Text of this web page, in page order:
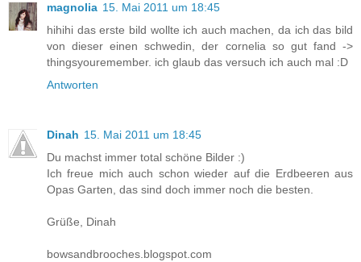
magnolia 15. Mai 2011 um 18:45
hihihi das erste bild wollte ich auch machen, da ich das bild
von dieser einen schwedin, der cornelia so gut fand ->
thingsyouremember. ich glaub das versuch ich auch mal :D
Antworten
Dinah 15. Mai 2011 um 18:45
Du machst immer total schöne Bilder :)
Ich freue mich auch schon wieder auf die Erdbeeren aus
Opas Garten, das sind doch immer noch die besten.
Grüße, Dinah
bowsandbrooches.blogspot.com